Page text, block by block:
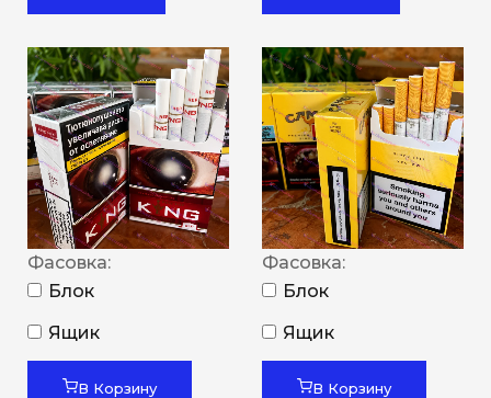
Фасовка:
Блок
Ящик
В Корзину
Фасовка:
Блок
Ящик
В Корзину